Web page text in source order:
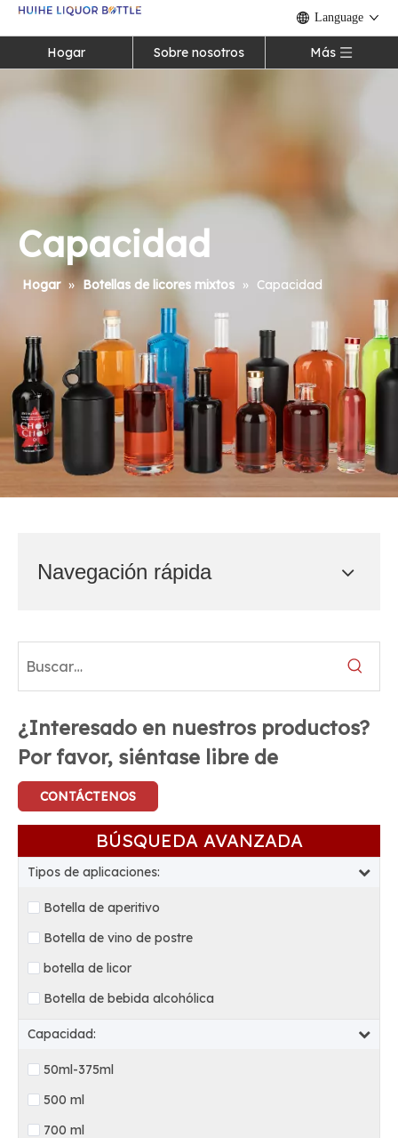
Language
Hogar Sobre nosotros Más
Capacidad
Hogar » Botellas de licores mixtos » Capacidad
Navegación rápida
¿Interesado en nuestros productos?
Por favor, siéntase libre de
CONTÁCTENOS
BÚSQUEDA AVANZADA
Tipos de aplicaciones:
Botella de aperitivo
Botella de vino de postre
botella de licor
Botella de bebida alcohólica
Capacidad:
50ml-375ml
500 ml
700 ml